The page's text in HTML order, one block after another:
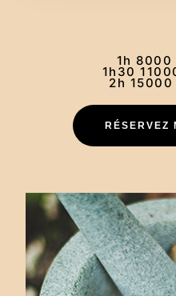
1h
1h30
2h
RÉSERVEZ